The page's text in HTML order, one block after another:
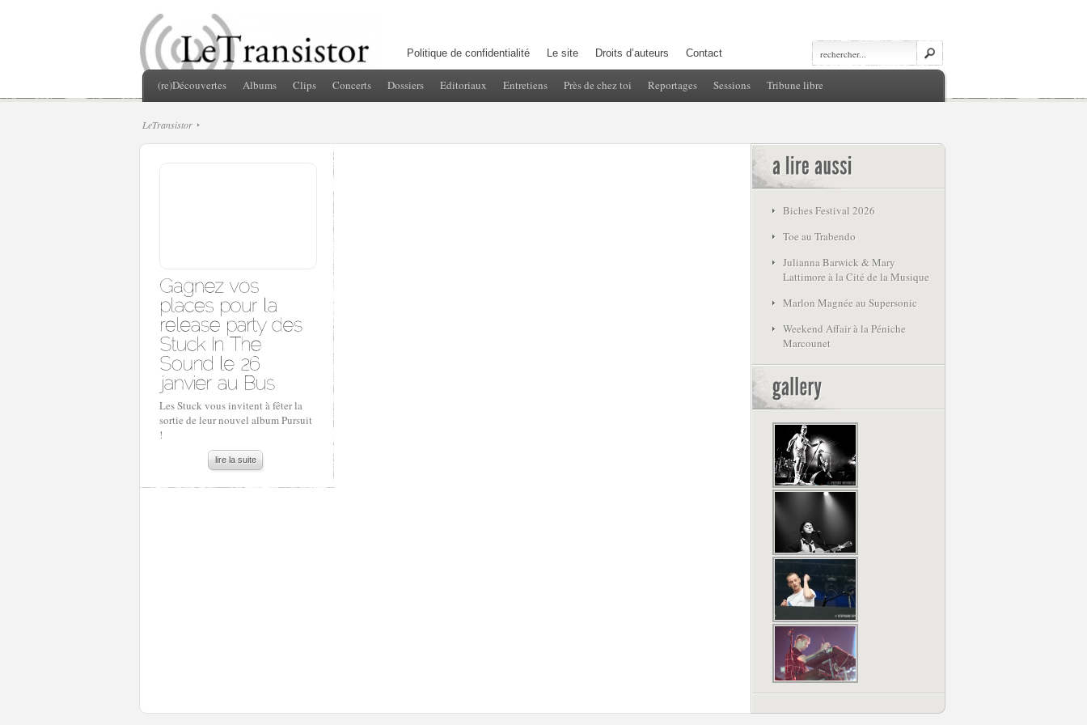
Politique de confidentialité Le site Droits d’auteurs Contact
(re)Découvertes Albums Clips Concerts Dossiers Editoriaux Entretiens Près de chez toi Reportages Sessions Tribune libre
LeTransistor
Les Stuck vous invitent à fêter la
sortie de leur nouvel album Pursuit
!
lire la suite
Biches Festival 2026
Toe au Trabendo
Julianna Barwick & Mary
Lattimore à la Cité de la Musique
Marlon Magnée au Supersonic
Weekend Affair à la Péniche
Marcounet